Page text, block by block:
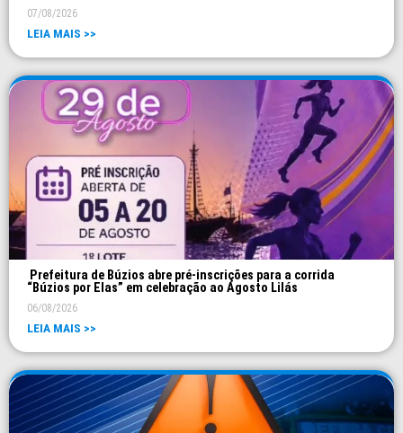
07/08/2026
LEIA MAIS >>
Prefeitura de Búzios abre pré-inscrições para a corrida
“Búzios por Elas” em celebração ao Agosto Lilás
06/08/2026
LEIA MAIS >>